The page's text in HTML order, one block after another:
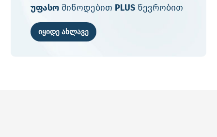
უფასომიწოდებით PLUSწევრობით
იყიდე ახლავე